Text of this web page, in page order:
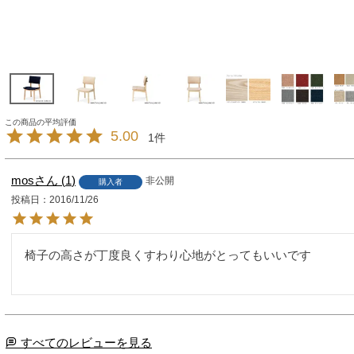
5.00 1
mos 1 購入者
非公開
投稿日
2016/11/26
椅子の高さが丁度良くすわり心地がとってもいいです
すべてのレビューを見る